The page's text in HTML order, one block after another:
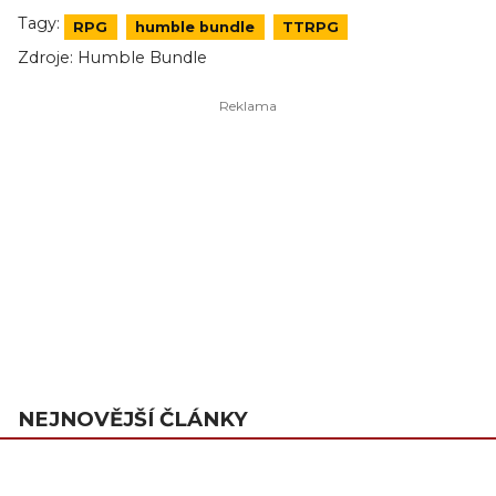
Tagy: RPG humble bundle TTRPG
Zdroje: Humble Bundle
NEJNOVĚJŠÍ ČLÁNKY